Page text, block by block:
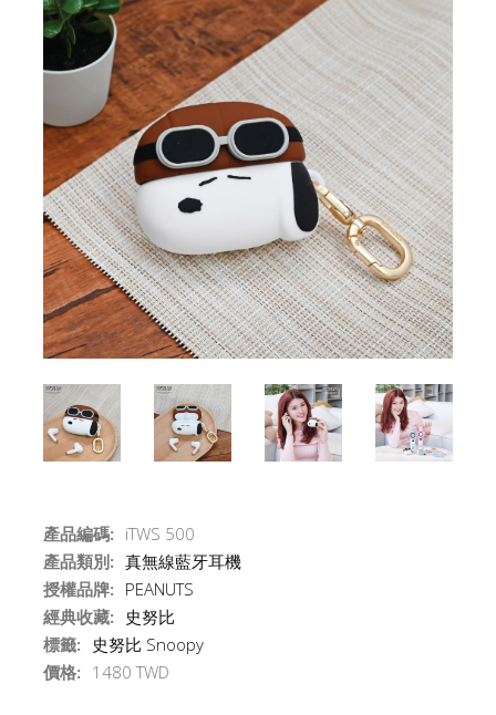
結
產品編碼: iTWS 500
產品類別: 真無線藍牙耳機
授權品牌: PEANUTS
經典收藏:
史努比
標籤:
史努比 Snoopy
價格: 1480 TWD